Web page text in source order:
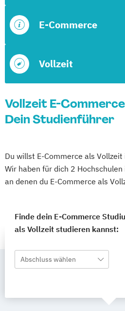
Vollzeit
E-Commerce
Vollzeit E-
Dein Studienführer
Du willst E-Commerce als
Wir haben für dich 2
an denen du E-Commerce als
Finde dein E-Commerce
als Vollzeit studieren kannst:
Abschluss wählen